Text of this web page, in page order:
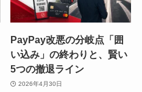
PayPay改悪の分岐点「囲
い込み」の終わりと、賢い
5つの撤退ライン
2026年4月30日